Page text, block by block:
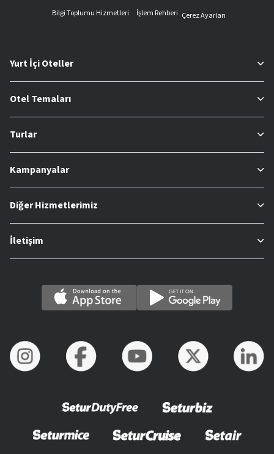
Bilgi Toplumu Hizmetleri
İşlem Rehberi Çerez Ayarları
Yurt İçi Oteller
Otel Temaları
Turlar
Kampanyalar
Diğer Hizmetlerimiz
İletişim